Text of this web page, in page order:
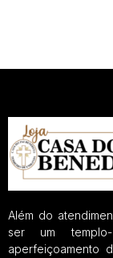
Além do
ser um
aperfeiçoamento